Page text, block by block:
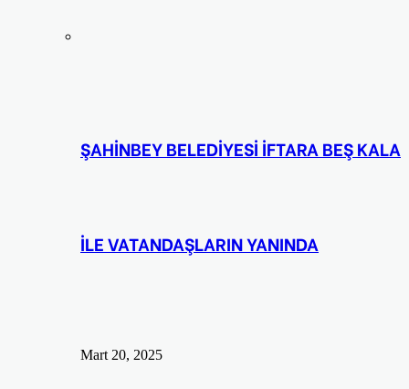
ŞAHİNBEY BELEDİYESİ İFTARA BEŞ KALA
İLE VATANDAŞLARIN YANINDA
Mart 20, 2025